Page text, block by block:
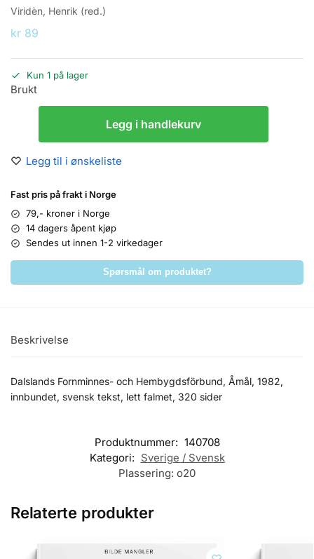
Viridèn, Henrik (red.)
kr 89
Kun 1 på lager
Brukt
Legg i handlekurv
Legg til i ønskeliste
Fast pris på frakt i Norge
79,- kroner i Norge
14 dagers åpent kjøp
Sendes ut innen 1-2 virkedager
Spørsmål om produktet?
Beskrivelse
Dalslands Fornminnes- och Hembygdsförbund, Åmål, 1982,
innbundet, svensk tekst, lett falmet, 320 sider
Produktnummer: 140708
Kategori: Sverige / Svensk
Plassering: o20
Relaterte produkter